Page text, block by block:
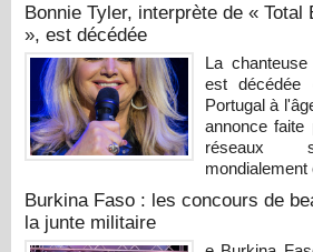
Bonnie Tyler, interprète de «
», est décédée
La
est
Portugal à
annonce
réseaux
mondialement
Burkina Faso : les concours de
la junte militaire